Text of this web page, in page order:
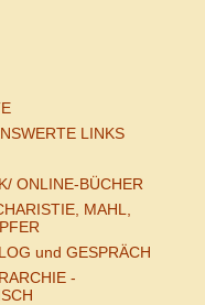
LINKS
ONLINE-BÜCHER
MAHL,
und GESPRÄCH
-